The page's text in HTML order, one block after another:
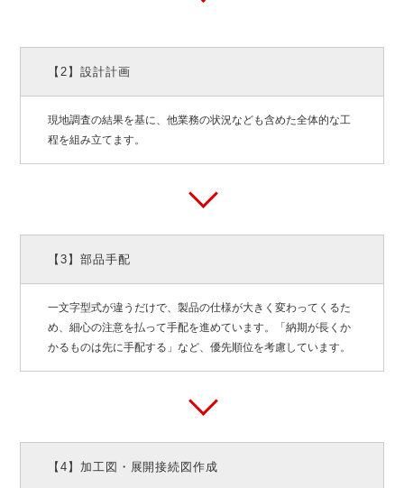
【2】設計計画
現地調査の結果を基に、他業務の状況なども含めた全体的な工
程を組み立てます。
【3】部品手配
一文字型式が違うだけで、製品の仕様が大きく変わってくるた
め、細心の注意を払って手配を進めています。「納期が長くか
かるものは先に手配する」など、優先順位を考慮しています。
【4】加工図・展開接続図作成